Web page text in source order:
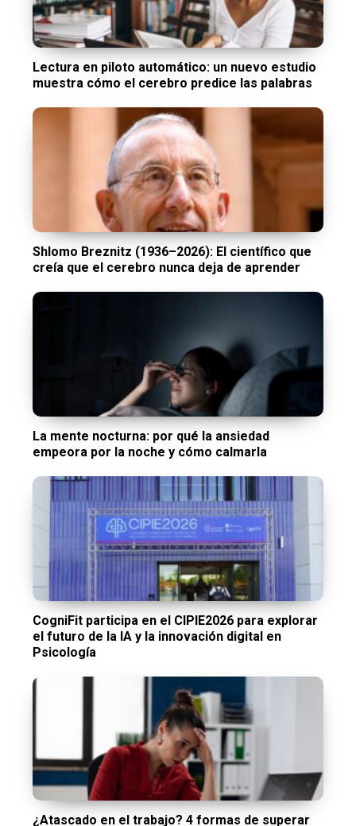
Lectura en piloto automático: un nuevo estudio
muestra cómo el cerebro predice las palabras
Shlomo Breznitz (1936–2026): El científico que
creía que el cerebro nunca deja de aprender
La mente nocturna: por qué la ansiedad
empeora por la noche y cómo calmarla
CogniFit participa en el CIPIE2026 para explorar
el futuro de la IA y la innovación digital en
Psicología
¿Atascado en el trabajo? 4 formas de superar